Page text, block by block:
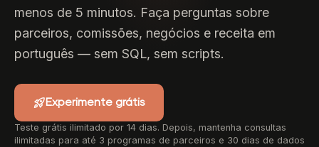
menos de 5 minutos. Faça perguntas sobre
parceiros, comissões, negócios e receita em
português — sem SQL, sem scripts.
rocket_launch Experimente grátis
Teste grátis ilimitado por 14 dias. Depois, mantenha consultas
ilimitadas para até 3 programas de parceiros e 30 dias de dados